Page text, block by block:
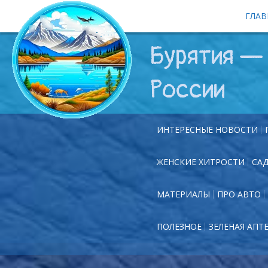
Бурятия —
России
ИНТЕРЕСНЫЕ НОВОСТИ
ЖЕНСКИЕ ХИТРОСТИ
МАТЕРИАЛЫ ПРО АВТО
ПОЛЕЗНОЕ ЗЕЛЕНАЯ